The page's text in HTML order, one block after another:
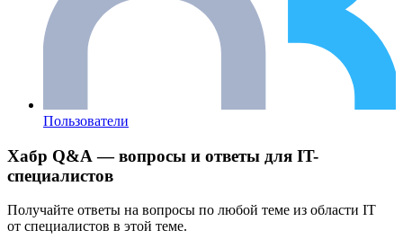
Пользователи
Хабр Q&A — вопросы и ответы для IT-
специалистов
Получайте ответы на вопросы по любой теме из области IT
от специалистов в этой теме.